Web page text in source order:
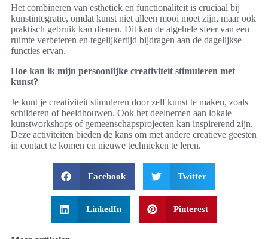
Het combineren van esthetiek en functionaliteit is cruciaal bij
kunstintegratie, omdat kunst niet alleen mooi moet zijn, maar ook
praktisch gebruik kan dienen. Dit kan de algehele sfeer van een
ruimte verbeteren en tegelijkertijd bijdragen aan de dagelijkse
functies ervan.
Hoe kan ik mijn persoonlijke creativiteit stimuleren met
kunst?
Je kunt je creativiteit stimuleren door zelf kunst te maken, zoals
schilderen of beeldhouwen. Ook het deelnemen aan lokale
kunstworkshops of gemeenschapsprojecten kan inspirerend zijn.
Deze activiteiten bieden de kans om met andere creatieve geesten
in contact te komen en nieuwe technieken te leren.
Facebook Twitter
LinkedIn Pinterest